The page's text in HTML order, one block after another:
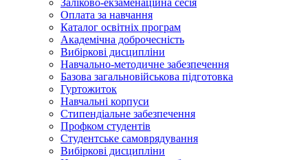
Заліково-екзаменаційна сесія
Оплата за навчання
Каталог освітніх програм
Академічна доброчесність
Вибіркові дисципліни
Навчально-методичне забезпечення
Базова загальновійськова підготовка
Гуртожиток
Навчальні корпуси
Стипендіальне забезпечення
Профком студентів
Студентське самоврядування
Вибіркові дисципліни